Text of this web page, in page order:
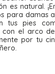
es natural.
para damas
tus pies
el arco
por tu